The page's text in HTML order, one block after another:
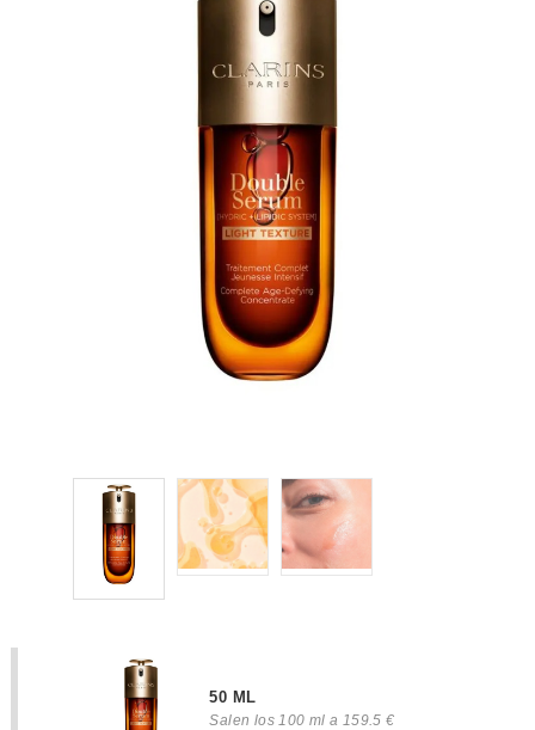
50 ML
Salen los 100 ml a 159.5 €